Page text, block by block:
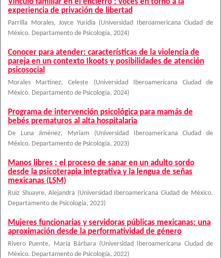
Vínculo familiar en el encierro : voces en torno a la
experiencia de privación de libertad
Parrilla Morales, Joyce Yuridia (Universidad Iberoamericana Ciudad de
México. Departamento de Psicología, 2024)
Conocer para atender: características de la violencia de
pareja en un contexto Ikoots y posibilidades de atención
psicosocial
Morales Martínez, Celeste (Universidad Iberoamericana Ciudad de
México. Departamento de Psicología, 2024)
Programa de intervención psicológica para mamás de
bebés prematuros al alta hospitalaria
De Luna Jiménez, Myriam (Universidad Iberoamericana Ciudad de
México. Departamento de Psicología, 2023)
Manos libres : el proceso de sanar en un adulto sordo
desde la psicoterapia integrativa y la lengua de señas
mexicanas (LSM)
Ruiz Shuayre, Alejandra (Universidad Iberoamericana Ciudad de México.
Departamento de Psicología, 2023)
Mujeres funcionarias y servidoras públicas mexicanas: una
aproximación desde la performatividad de género
Rivero Puente, María Bárbara (Universidad Iberoamericana Ciudad de
México. Departamento de Psicología, 2022)